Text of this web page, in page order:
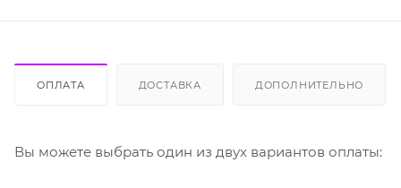
ОПЛАТА ДОСТАВКА ДОПОЛНИТЕЛЬНО
Вы можете выбрать один из двух вариантов оплаты: